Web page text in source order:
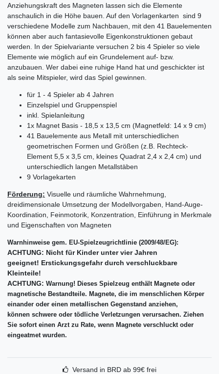
Anziehungskraft des Magneten lassen sich die Elemente
anschaulich in die Höhe bauen. Auf den Vorlagenkarten sind 9
verschiedene Modelle zum Nachbauen, mit den 41 Bauelementen
können aber auch fantasievolle Eigenkonstruktionen gebaut
werden. In der Spielvariante versuchen 2 bis 4 Spieler so viele
Elemente wie möglich auf ein Grundelement auf- bzw.
anzubauen. Wer dabei eine ruhige Hand hat und geschickter ist
als seine Mitspieler, wird das Spiel gewinnen.
für 1 - 4 Spieler ab 4 Jahren
Einzelspiel und Gruppenspiel
inkl. Spielanleitung
1x Magnet Basis - 18,5 x 13,5 cm (Magnetfeld: 14 x 9 cm)
41 Bauelemente aus Metall mit unterschiedlichen
geometrischen Formen und Größen (z.B. Rechteck-
Element 5,5 x 3,5 cm, kleines Quadrat 2,4 x 2,4 cm) und
unterschiedlich langen Metallstäben
9 Vorlagekarten
Förderung: Visuelle und räumliche Wahrnehmung,
dreidimensionale Umsetzung der Modellvorgaben, Hand-Auge-
Koordination, Feinmotorik, Konzentration, Einführung in Merkmale
und Eigenschaften von Magneten
Warnhinweise gem. EU-Spielzeugrichtlinie (2009/48/EG):
ACHTUNG: Nicht für Kinder unter vier Jahren
geeignet! Erstickungsgefahr durch verschluckbare
Kleinteile!
ACHTUNG: Warnung! Dieses Spielzeug enthält Magnete oder
magnetische Bestandteile. Magnete, die im menschlichen Körper
einander oder einen metallischen Gegenstand anziehen,
können schwere oder tödliche Verletzungen verursachen. Ziehen
Sie sofort einen Arzt zu Rate, wenn Magnete verschluckt oder
eingeatmet wurden.
Versand in BRD ab 99€ frei